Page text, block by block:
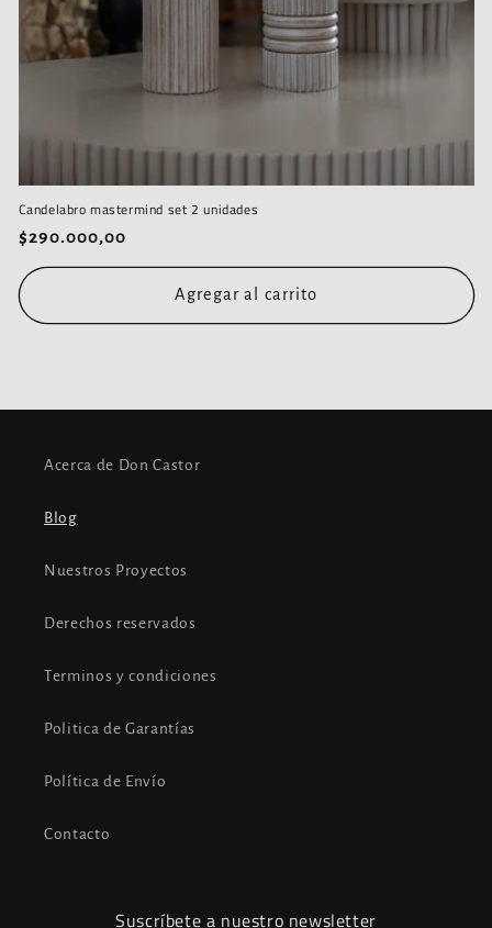
Candelabro mastermind set 2 unidades
Precio
habitual
$290.000,00
Agregar al carrito
Acerca de Don Castor
Blog
Nuestros Proyectos
Derechos reservados
Terminos y condiciones
Politica de Garantías
Política de Envío
Contacto
Suscríbete a nuestro newsletter